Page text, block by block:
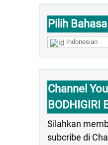
Pilih Bahasa
Indonesian
Channel
BODHIGIRI
Silahkan
subcribe di